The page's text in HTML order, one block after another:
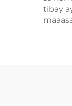
tibay